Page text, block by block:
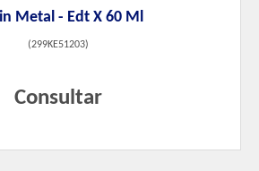
Metal - Edt X 60 Ml
(299KE51203)
Consultar